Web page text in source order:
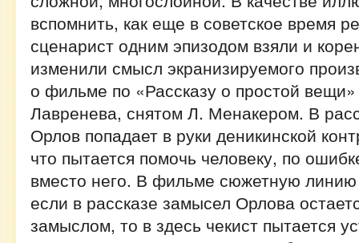
вспомнить, как еще в советское время
сценарист одним эпизодом взяли и
изменили смысл экранизируемого
о фильме по «Рассказу о простой
Лавренева, снятом Л. Менакером. В
Орлов попадает в руки деникинской
что пытается помочь человеку, по
вместо него. В фильме сюжетную
если в рассказе замысел Орлова
замыслом, то в здесь чекист пытается